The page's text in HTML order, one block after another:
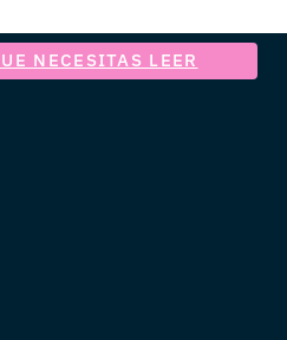
NECESITAS LEER